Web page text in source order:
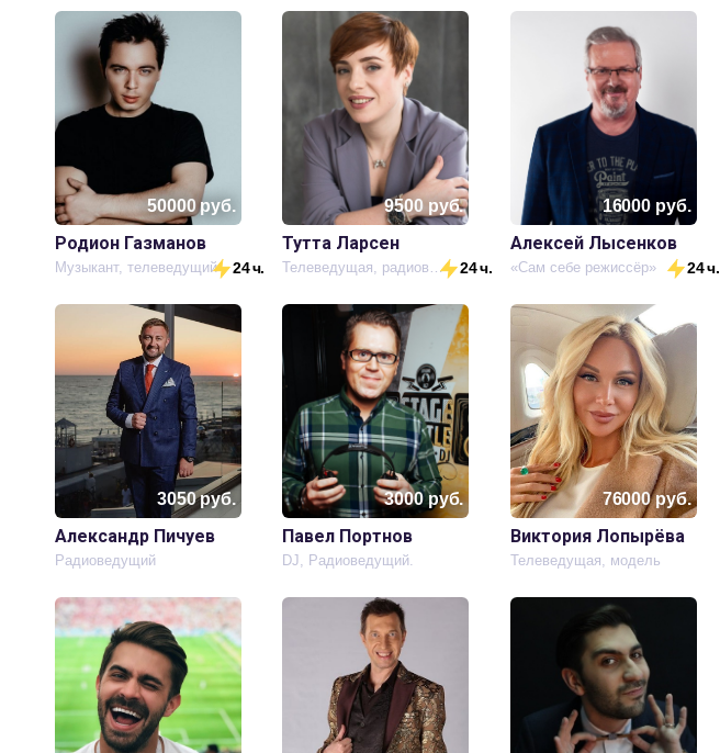
50000руб.
Родион Газманов
Музыкант, телеведущий 24 ч.
9500 руб.
Тутта Ларсен
Телеведущая, радиоведущая 24 ч.
16000 руб.
Алексей Лысенков
«Сам себе режиссёр» 24 ч.
3050руб.
Александр Пичуев
Радиоведущий
3000руб.
Павел Портнов
DJ, Радиоведущий.
76000руб.
Виктория Лопырёва
Телеведущая, модель